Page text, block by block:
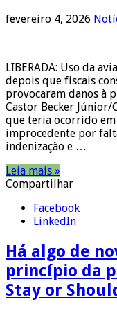
fevereiro 4, 2026
LIBERADA: Uso da
depois que fiscais
provocaram danos à
Castor Becker Júnior/
que teria ocorrido em
improcedente por
indenização e …
Leia mais »
Compartilhar
Facebook
LinkedIn
Há algo de
princípio da
Stay or